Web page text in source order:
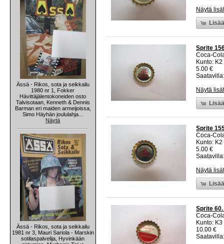
Ässä - Rikos, sota ja seikkailu
1980 nr 1, Fokker
Hävittäjälentokoneiden osto
Talvisotaan, Kenneth & Dennis
Barman eri maiden armeijoissa,
Simo Häyhän joululahja...
Näytä
Ässä - Rikos, sota ja seikkailu
1981 nr 3, Mauri Sariola - Marskin
sotilaspalvelija, Hyvinkään
Näytä
Sprite
Coca-
Kunto:
5.00 €
Näytä
Sprite
Coca-
Kunto:
5.00 €
Näytä
Sprite
Coca-
Kunto:
10.00 €